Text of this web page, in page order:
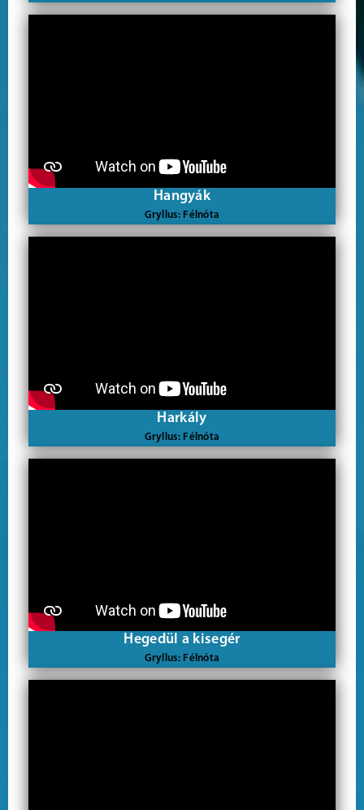
Hangyák
Gryllus: Félnóta
Harkály
Gryllus: Félnóta
Hegedül a kisegér
Gryllus: Félnóta